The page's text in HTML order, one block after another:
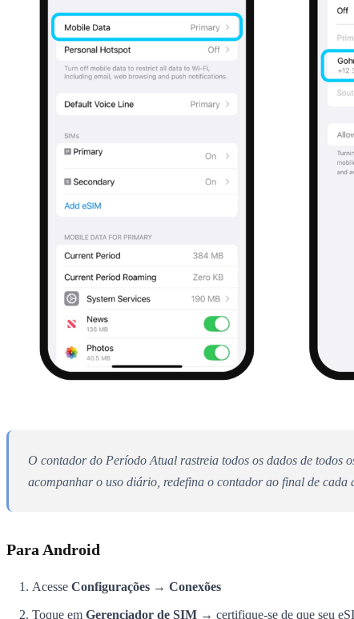
O contador do Período Atual rastreia todos os dados de todos
acompanhar o uso diário, redefina o contador ao final de
Para Android
Acesse Configurações → Conexões
Toque em Gerenciador de SIM → certifique-se de que seu